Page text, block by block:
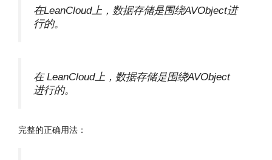
在LeanCloud上，数据存储是围绕AVObject进
行的。
在 LeanCloud上，数据存储是围绕AVObject
进行的。
完整的正确用法：